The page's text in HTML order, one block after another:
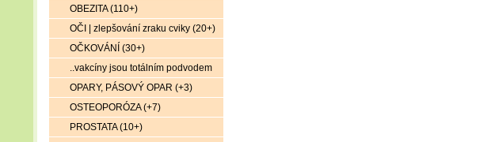
OBEZITA (110+)
OČI | zlepšování zraku cviky (20+)
OČKOVÁNÍ (30+)
..vakcíny jsou totálním podvodem
OPARY, PÁSOVÝ OPAR (+3)
OSTEOPORÓZA (+7)
PROSTATA (10+)